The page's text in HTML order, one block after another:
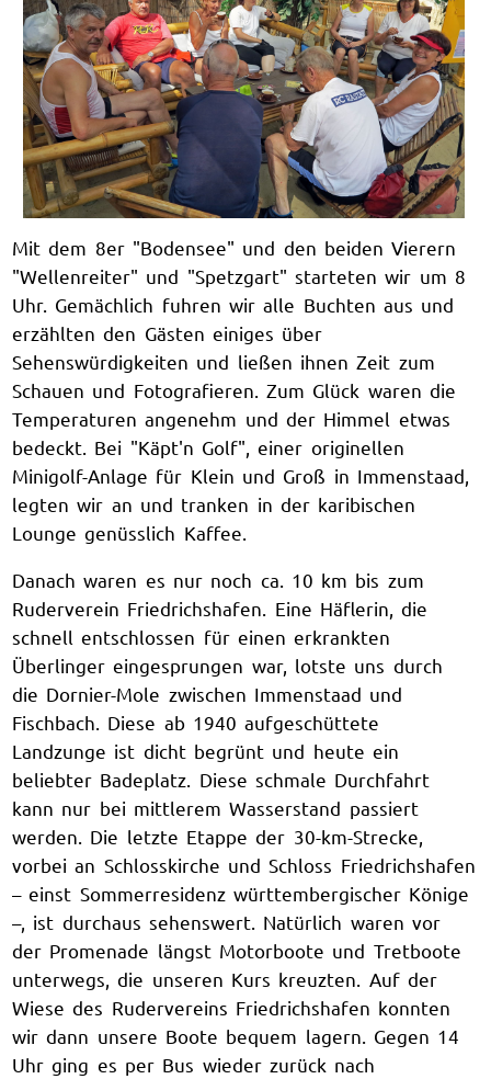
Mit dem 8er "Bodensee" und den beiden Vierern
"Wellenreiter" und "Spetzgart" starteten wir um 8
Uhr. Gemächlich fuhren wir alle Buchten aus und
erzählten den Gästen einiges über
Sehenswürdigkeiten und ließen ihnen Zeit zum
Schauen und Fotografieren. Zum Glück waren die
Temperaturen angenehm und der Himmel etwas
bedeckt. Bei "Käpt'n Golf", einer originellen
Minigolf-Anlage für Klein und Groß in Immenstaad,
legten wir an und tranken in der karibischen
Lounge genüsslich Kaffee.
Danach waren es nur noch ca. 10 km bis zum
Ruderverein Friedrichshafen. Eine Häflerin, die
schnell entschlossen für einen erkrankten
Überlinger eingesprungen war, lotste uns durch
die Dornier-Mole zwischen Immenstaad und
Fischbach. Diese ab 1940 aufgeschüttete
Landzunge ist dicht begrünt und heute ein
beliebter Badeplatz. Diese schmale Durchfahrt
kann nur bei mittlerem Wasserstand passiert
werden. Die letzte Etappe der 30-km-Strecke,
vorbei an Schlosskirche und Schloss Friedrichshafen
– einst Sommerresidenz württembergischer Könige
–, ist durchaus sehenswert. Natürlich waren vor
der Promenade längst Motorboote und Tretboote
unterwegs, die unseren Kurs kreuzten. Auf der
Wiese des Rudervereins Friedrichshafen konnten
wir dann unsere Boote bequem lagern. Gegen 14
Uhr ging es per Bus wieder zurück nach